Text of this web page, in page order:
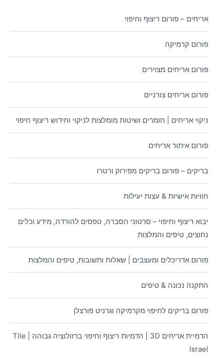
אריחים – פורום ריצוף וחיפוי
פורום קרמיקה
פורום אריחים מצוירים
פורום אריחים צורניים
ניקוי אריחים | חומרים ושיטות מומלצות לניקוי וחידוש ריצוף חיפוי
פורום איתור אריחים
בריקים – פורום בריקים מפירוק ורטרו
חוויות אישיות & עצות יעילות
יבוא ריצוף וחיפוי – סרטוני הסברה, טפסים להורדה, מידע וכלים
נחוצים, טיפים והמלצות
פורום אדריכלים ומעצבים | שאלות ותשובות, טיפים והמלצות
התקנה נכונה & טיפים
פורום בריקים לחיפוי מקרמיקה וגרניט פורצלן
הדמיית אריחים 3D | הדמיות ריצוף וחיפוי ברזולוציה גבוהה | Tile
Israel